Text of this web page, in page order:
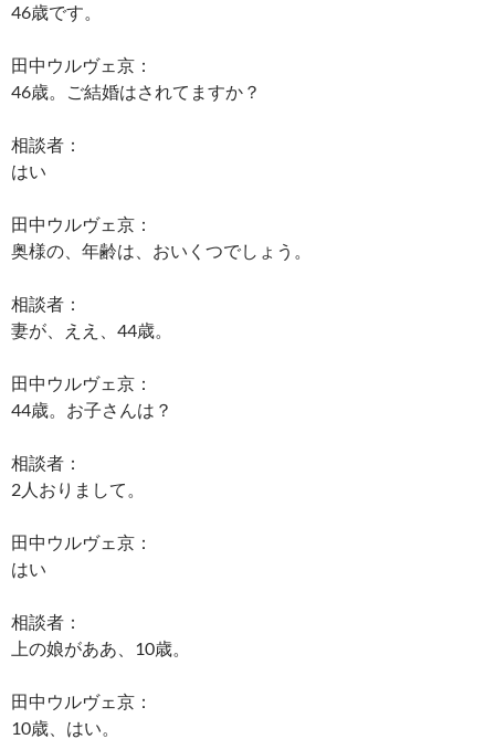
46歳です。
田中ウルヴェ京：
46歳。ご結婚はされてますか？
相談者：
はい
田中ウルヴェ京：
奥様の、年齢は、おいくつでしょう。
相談者：
妻が、ええ、44歳。
田中ウルヴェ京：
44歳。お子さんは？
相談者：
2人おりまして。
田中ウルヴェ京：
はい
相談者：
上の娘がああ、10歳。
田中ウルヴェ京：
10歳、はい。